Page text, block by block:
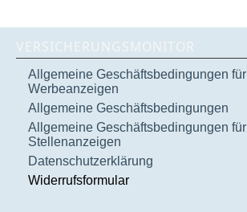
VERSICHERUNGSMONITOR
Allgemeine Geschäftsbedingungen für
Werbeanzeigen
Allgemeine Geschäftsbedingungen
Allgemeine Geschäftsbedingungen für
Stellenanzeigen
Datenschutzerklärung
Widerrufsformular